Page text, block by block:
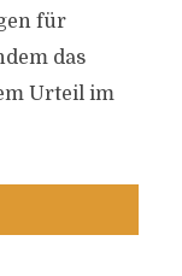
für
das
Urteil im